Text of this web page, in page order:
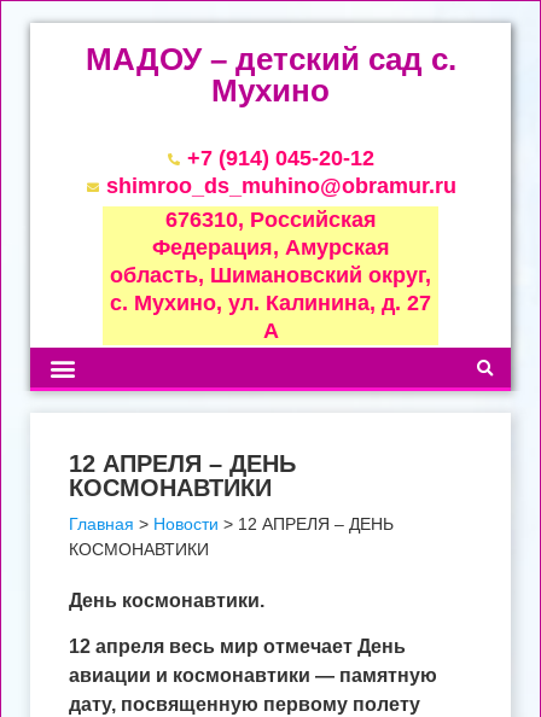
МАДОУ – детский сад с.
Мухино
+7 (914) 045-20-12
shimroo_ds_muhino@obramur.ru
676310, Российская
Федерация, Амурская
область, Шимановский округ,
с. Мухино, ул. Калинина, д. 27
А
12 АПРЕЛЯ – ДЕНЬ
КОСМОНАВТИКИ
Главная > Новости > 12 АПРЕЛЯ – ДЕНЬ
КОСМОНАВТИКИ
День космонавтики.
12 апреля весь мир отмечает День
авиации и космонавтики — памятную
дату, посвященную первому полету